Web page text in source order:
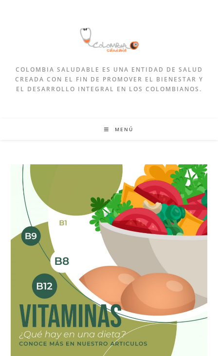
COLOMBIA SALUDABLE ES UNA ENTIDAD DE SALUD
CREADA CON EL FIN DE PROMOVER EL BIENESTAR Y
EL DESARROLLO INTEGRAL EN LOS COLOMBIANOS.
MENÚ